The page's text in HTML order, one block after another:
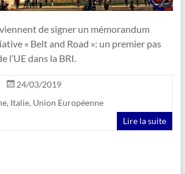
de signer un mémorandum
« Belt and Road »: un premier pas
l’UE dans la BRI.
24/03/2019
, Italie, Union Européenne
Lire la suite